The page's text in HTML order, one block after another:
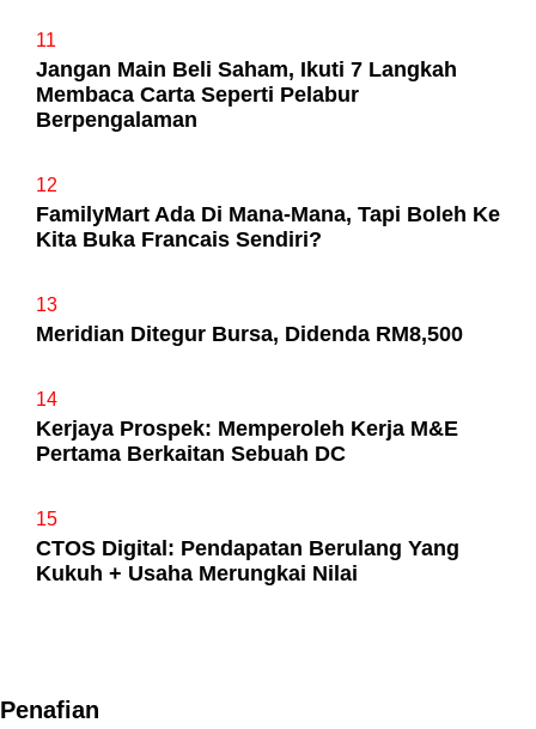
11
Jangan Main Beli Saham, Ikuti 7 Langkah
Membaca Carta Seperti Pelabur
Berpengalaman
12
FamilyMart Ada Di Mana-Mana, Tapi Boleh Ke
Kita Buka Francais Sendiri?
13
Meridian Ditegur Bursa, Didenda RM8,500
14
Kerjaya Prospek: Memperoleh Kerja M&E
Pertama Berkaitan Sebuah DC
15
CTOS Digital: Pendapatan Berulang Yang
Kukuh + Usaha Merungkai Nilai
Penafian